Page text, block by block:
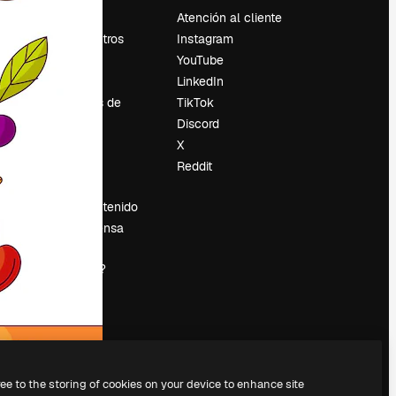
Sobre nosotros
Reviews
Empleo
Tendencias de
Vender contenido
Sala de prensa
magnific.ai?
Atención al cliente
Instagram
YouTube
LinkedIn
TikTok
Discord
X
Reddit
to the storing of cookies on your device to enhance site